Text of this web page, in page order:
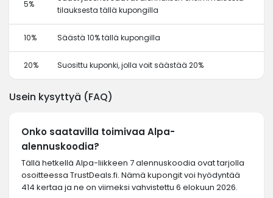
5%
tilauksesta tällä kupongilla
10% Säästä 10% tällä kupongilla
20% Suosittu kuponki, jolla voit säästää 20%
Usein kysyttyä (FAQ)
Onko saatavilla toimivaa Alpa-
alennuskoodia?
Tällä hetkellä Alpa-liikkeen 7 alennuskoodia ovat tarjolla
osoitteessa TrustDeals.fi. Nämä kupongit voi hyödyntää
414 kertaa ja ne on viimeksi vahvistettu 6 elokuun 2026.